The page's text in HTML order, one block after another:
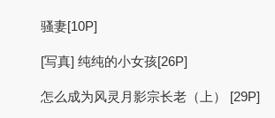
骚妻[10P]
[写真] 纯纯的小女孩[26P]
怎么成为风灵月影宗长老（上） [29P]